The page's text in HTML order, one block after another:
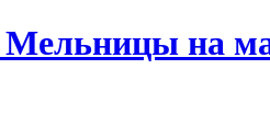
на